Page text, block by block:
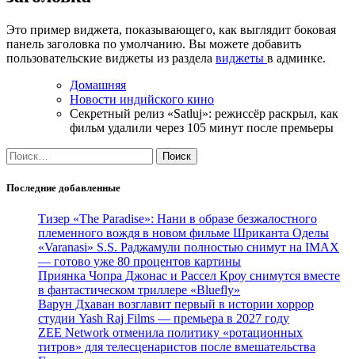
Это пример виджета, показывающего, как выглядит боковая
панель заголовка по умолчанию. Вы можете добавить
пользовательские виджеты из раздела виджеты в админке.
Домашняя
Новости индийского кино
Секретный релиз «Satluj»: режиссёр раскрыл, как
фильм удалили через 105 минут после премьеры
Найти:
Последние добавленные
Тизер «The Paradise»: Нани в образе безжалостного
племенного вождя в новом фильме Шриканта Оделы
«Varanasi» S.S. Раджамули полностью снимут на IMAX
— готово уже 80 процентов картины
Приянка Чопра Джонас и Рассел Кроу снимутся вместе
в фантастическом триллере «Bluefly»
Варун Дхаван возглавит первый в истории хоррор
студии Yash Raj Films — премьера в 2027 году
ZEE Network отменила политику «ротационных
титров» для телесценаристов после вмешательства